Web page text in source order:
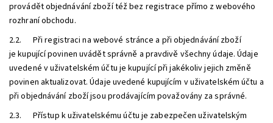
provádět objednávání zboží též bez registrace přímo z webového
rozhraní obchodu.
2.2. Při registraci na webové stránce a při objednávání zboží
je kupující povinen uvádět správně a pravdivě všechny údaje. Údaje
uvedené v uživatelském účtu je kupující při jakékoliv jejich změně
povinen aktualizovat. Údaje uvedené kupujícím v uživatelském účtu a
při objednávání zboží jsou prodávajícím považovány za správné.
2.3. Přístup k uživatelskému účtu je zabezpečen uživatelským